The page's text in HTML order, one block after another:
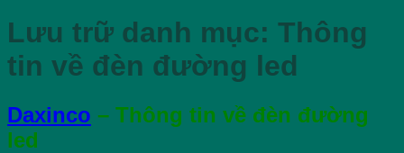
Lưu trữ danh mục: Thông
tin về đèn đường led
Daxinco – Thông tin về đèn đường
led